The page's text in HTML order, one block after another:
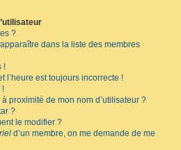
?
dans la liste des membres
!
l’heure est toujours incorrecte !
!
proximité de mon nom d’utilisateur ?
?
le modifier ?
d’un membre, on me demande de me